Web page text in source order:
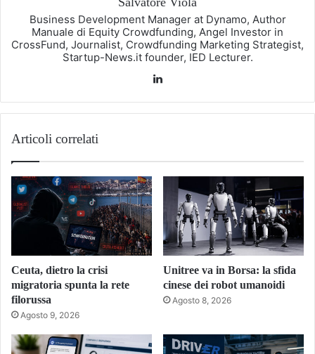
Business Development Manager at Dynamo, Author
Manuale di Equity Crowdfunding, Angel Investor in
CrossFund, Journalist, Crowdfunding Marketing Strategist,
Startup-News.it founder, IED Lecturer.
Articoli correlati
Ceuta, dietro la crisi
migratoria spunta la rete
filorussa
Agosto 9, 2026
Unitree va in Borsa: la sfida
cinese dei robot umanoidi
Agosto 8, 2026